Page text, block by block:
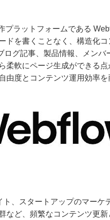
プラットフォームである
ドを書くことなく、構造化
グ記事、製品情報、メンバ
柔軟にページ生成ができる
度とコンテンツ運用効率を
、スタートアップのマーケ
など、頻繁なコンテンツ更